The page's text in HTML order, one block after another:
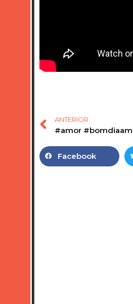
ANTERIOR
Facebook